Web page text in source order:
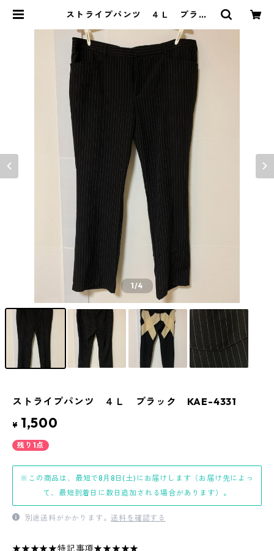
ストライプパンツ ４Ｌ ブラッ
1/4
ストライプパンツ ４Ｌ ブラック KAE-4331
¥ 1,500
残り1点
※この商品は、最短で8月8日(土)にお届けします（お届け先によっ
て、最短到着日に数日追加される場合があります）。
別途送料がかかります。送料を確認する
★★★★★特記事項★★★★★